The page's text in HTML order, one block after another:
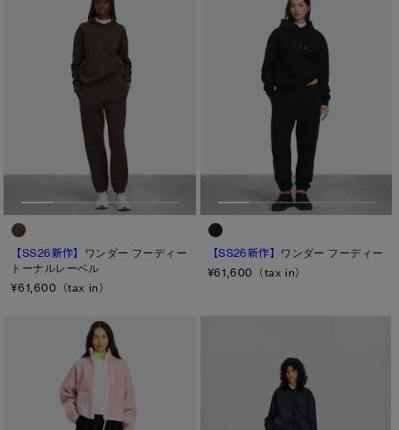
【SS26新作】 ワンダー フーディー
トーナルレーベル
¥61,600（tax in）
【SS26新作】 ワンダー フーディー
¥61,600（tax in）